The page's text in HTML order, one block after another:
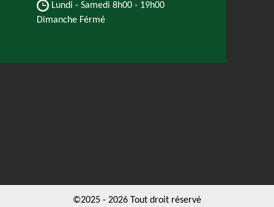
Lundi - Samedi 8h00 - 19h00
Dimanche Férmé
©2025 - 2026 Tout droit réservé